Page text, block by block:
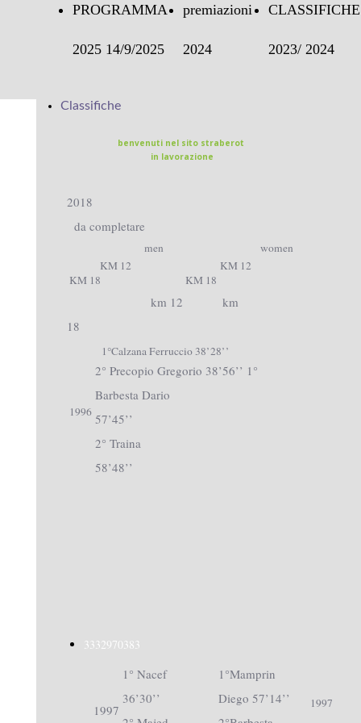
Classifiche
3332970383
benvenuti nel sito straberot
in lavorazione
PROGRAMMA
2025 14/9/2025
premiazioni
2024
CLASSIFICHE
2023/ 2024
2018
da completare
men
women
KM 12
KM 18
KM 12
KM 18
km 12 km
18
1996
1°Calzana Ferruccio 38’28’’
2° Precopio Gregorio 38’56’’ 1°
Barbesta Dario
57’45’’
2° Traina
58’48’’
1997
1° Nacef
36’30’’
1°Mamprin
Diego 57’14’’
1997